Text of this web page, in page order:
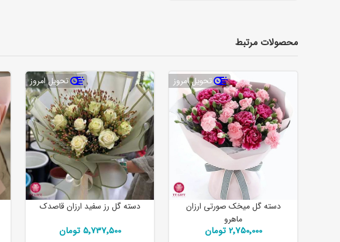
محصولات مرتبط
تحویل امروز
دسته گل میخک صورتی ارزان
ماهرو
2٬750٬000 تومان
تحویل امروز
دسته گل رز سفید ارزان قاصدک
5٬737٬500 تومان